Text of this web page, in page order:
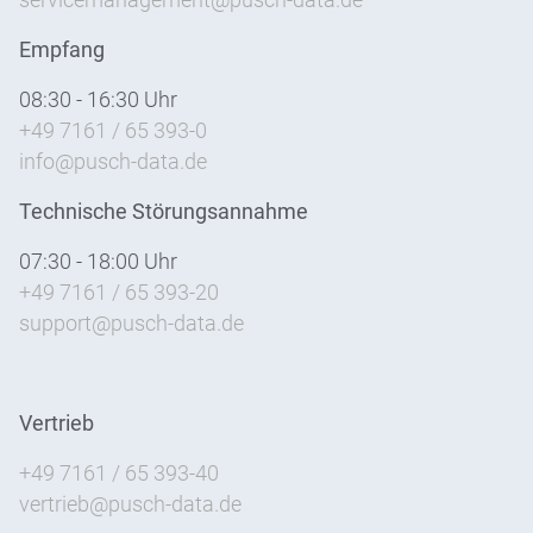
Empfang
08:30 - 16:30 Uhr
+49 7161 / 65 393-0
info@pusch-data.de
Technische Störungsannahme
07:30 - 18:00 Uhr
+49 7161 / 65 393-20
support@pusch-data.de
Vertrieb
+49 7161 / 65 393-40
vertrieb@pusch-data.de